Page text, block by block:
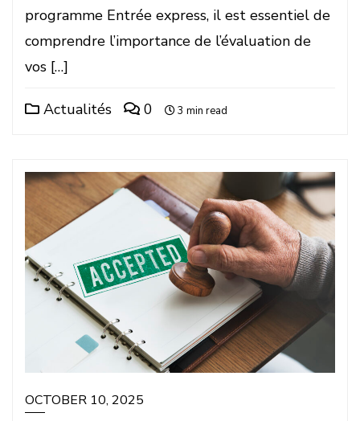
programme Entrée express, il est essentiel de
comprendre l’importance de l’évaluation de
vos […]
Actualités 0 3 min read
OCTOBER 10, 2025